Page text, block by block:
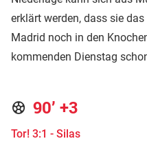
erklärt werden, dass sie
Madrid noch in den
kommenden Dienstag
90’ +3
Tor! 3:1 - Silas